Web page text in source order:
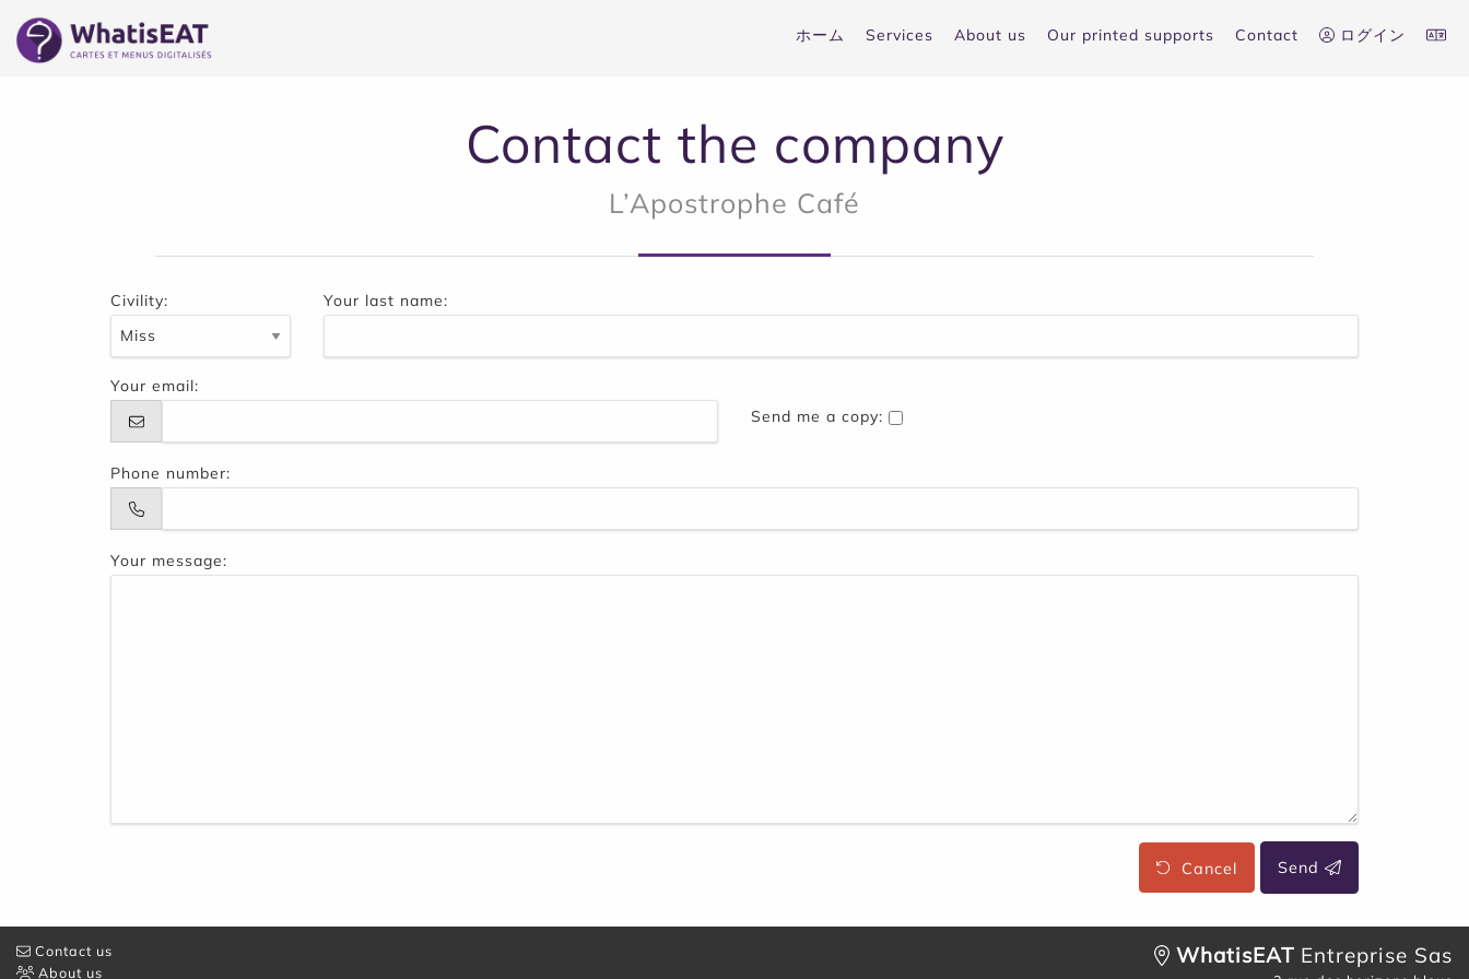
ホーム Services About us Our printed supports Contact ログイン
Contact the company
L’Apostrophe Café
Civility: Your last name:
Your email:
Send me a copy:
Phone number:
Your message:
Cancel Send
Contact us
About us
WhatisEAT Entreprise Sas